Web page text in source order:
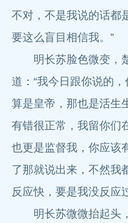
不对，不是我说的话都
要这么盲目相信我。”
明长苏脸色微变，楚
道：“我今日跟你说的
算是皇帝，那也是活生
有错很正常，我留你们
也更是监督我，你应该
了那就说出来，不然我
反应快，要是我没反应
明长苏微微抬起头，